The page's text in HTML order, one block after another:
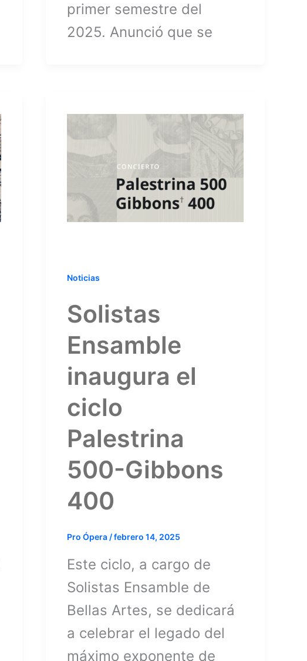
primer semestre del
2025. Anunció que se
Noticias
Solistas
Ensamble
inaugura el
ciclo
Palestrina
500-Gibbons
400
Pro Ópera /febrero 14, 2025
Este ciclo, a cargo de
Solistas Ensamble de
Bellas Artes, se dedicará
a celebrar el legado del
máximo exponente de